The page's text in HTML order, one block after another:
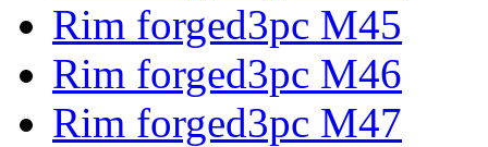
Rim forged3pc M45
Rim forged3pc M46
Rim forged3pc M47